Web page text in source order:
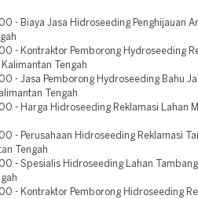
- Biaya Jasa Hidroseeding Penghijauan
- Kontraktor Pemborong Hydroseeding
Kalimantan Tengah
- Jasa Pemborong Hydroseeding Bahu
Tengah
- Harga Hidroseeding Reklamasi Lahan
- Perusahaan Hidroseeding Reklamasi
Tengah
- Spesialis Hidroseeding Lahan
- Kontraktor Pemborong Hidroseeding